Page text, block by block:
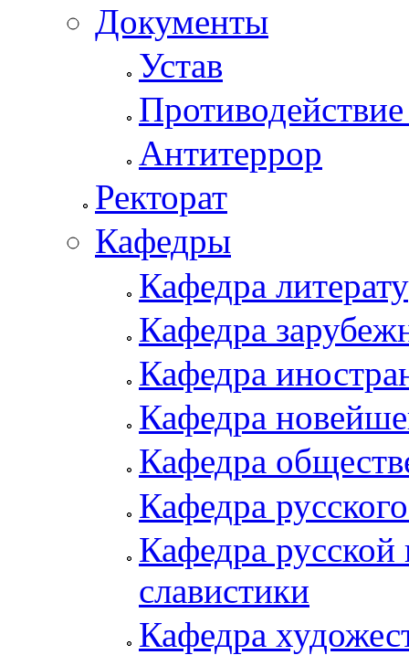
Документы
Устав
Антитеррор
Ректорат
Кафедры
Кафедра
Кафедра
Кафедра
Кафедра
Кафедра
Кафедра
Кафедра русской
славистики
Кафедра